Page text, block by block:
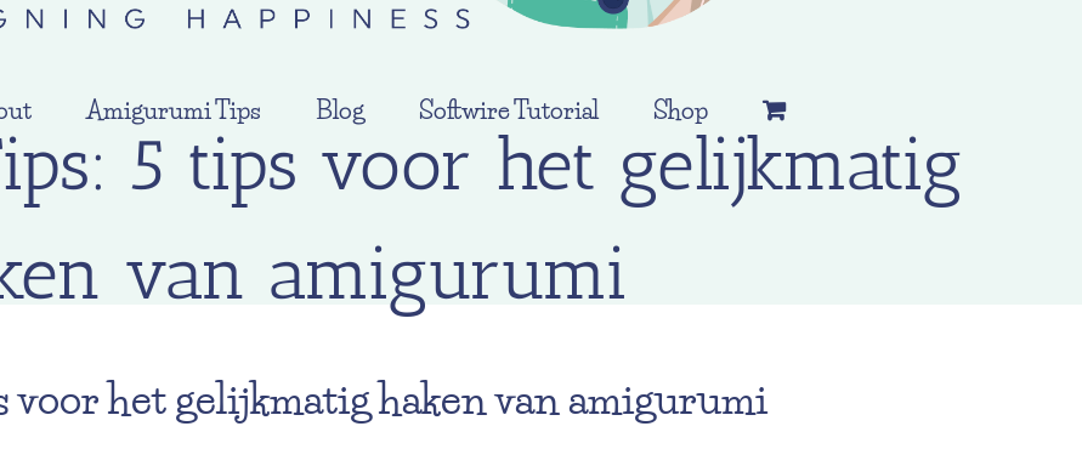
Amigurumi Tips Blog Softwire Tutorial Shop
5 tips voor het gelijkmatig
van amigurumi
voorhet gelijkmatighaken vanamigurumi